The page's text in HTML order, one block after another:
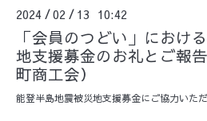
2024 /02 / 13 10:42
「会員のつどい」におけ
地支援募金のお礼とご報
町商工会）
能登半島地震被災地支援募金にご協力いた